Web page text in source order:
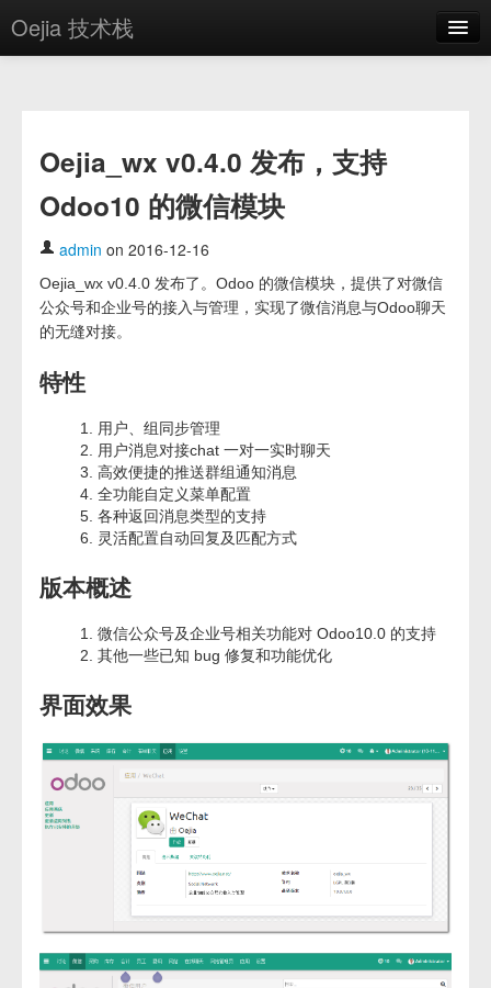
Oejia 技术栈
方案
OE学院
分享
关于
编辑器
登录
Oejia_wx v0.4.0 发布，支持
Odoo10 的微信模块
admin on 2016-12-16
Oejia_wx v0.4.0 发布了。Odoo 的微信模块，提供了对微信
公众号和企业号的接入与管理，实现了微信消息与Odoo聊天
的无缝对接。
特性
用户、组同步管理
用户消息对接chat 一对一实时聊天
高效便捷的推送群组通知消息
全功能自定义菜单配置
各种返回消息类型的支持
灵活配置自动回复及匹配方式
版本概述
微信公众号及企业号相关功能对 Odoo10.0 的支持
其他一些已知 bug 修复和功能优化
界面效果